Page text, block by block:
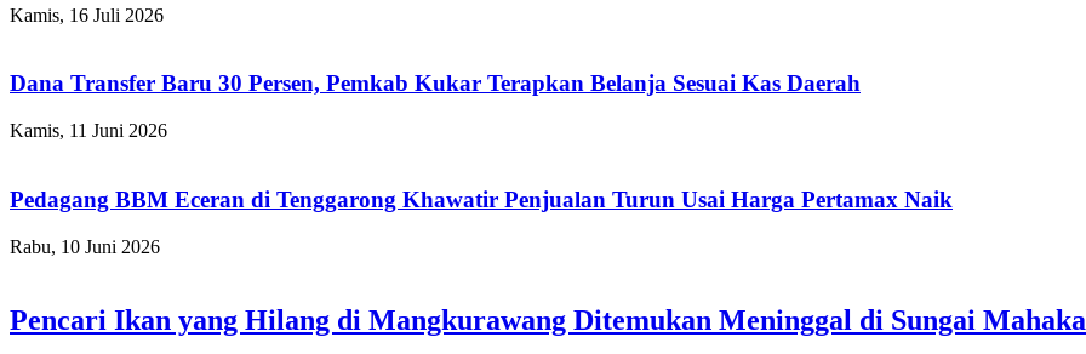
Kamis, 16 Juli 2026
Dana Transfer Baru 30 Persen, Pemkab Kukar Terapkan Belanja Sesuai Kas Daerah
Kamis, 11 Juni 2026
Pedagang BBM Eceran di Tenggarong Khawatir Penjualan Turun Usai Harga Pertamax Naik
Rabu, 10 Juni 2026
Pencari Ikan yang Hilang di Mangkurawang Ditemukan Meninggal di Sungai